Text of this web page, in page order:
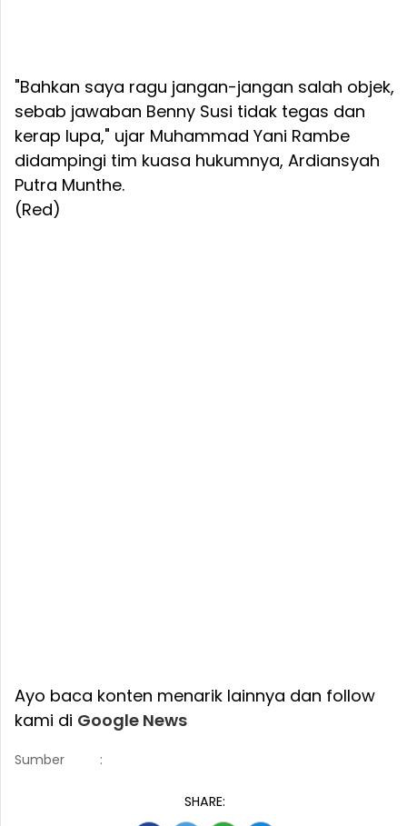
"Bahkan saya ragu jangan-jangan salah objek,
sebab jawaban Benny Susi tidak tegas dan
kerap lupa," ujar Muhammad Yani Rambe
didampingi tim kuasa hukumnya, Ardiansyah
Putra Munthe.
(Red)
Ayo baca konten menarik lainnya dan follow
kami di Google News
Sumber :
SHARE: